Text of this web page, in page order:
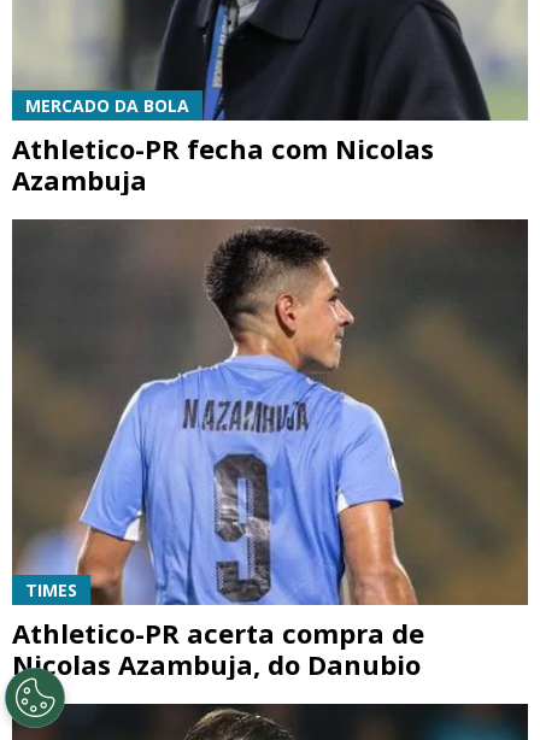
MERCADO DA BOLA
Athletico-PR fecha com Nicolas
Azambuja
TIMES
Athletico-PR acerta compra de
Nicolas Azambuja, do Danubio